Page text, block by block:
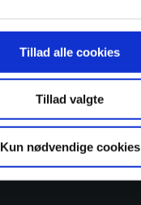
Tillad alle cookies
Tillad valgte
Kun nødvendige cookies